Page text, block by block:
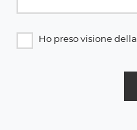
Ho preso visione della